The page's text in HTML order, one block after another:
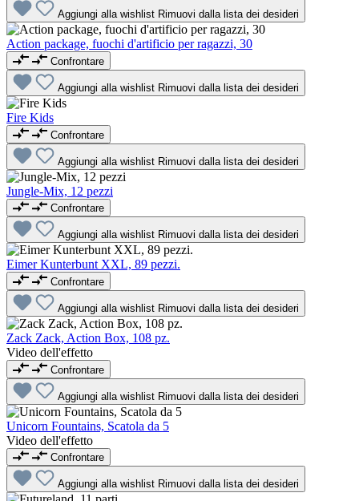
Aggiungi alla wishlist Rimuovi dalla lista dei desideri
Action package, fuochi d'artificio per ragazzi, 30
Confrontare
Aggiungi alla wishlist Rimuovi dalla lista dei desideri
Fire Kids
Confrontare
Aggiungi alla wishlist Rimuovi dalla lista dei desideri
Jungle-Mix, 12 pezzi
Confrontare
Aggiungi alla wishlist Rimuovi dalla lista dei desideri
Eimer Kunterbunt XXL, 89 pezzi.
Confrontare
Aggiungi alla wishlist Rimuovi dalla lista dei desideri
Zack Zack, Action Box, 108 pz.
Video dell'effetto
Confrontare
Aggiungi alla wishlist Rimuovi dalla lista dei desideri
Unicorn Fountains, Scatola da 5
Video dell'effetto
Confrontare
Aggiungi alla wishlist Rimuovi dalla lista dei desideri